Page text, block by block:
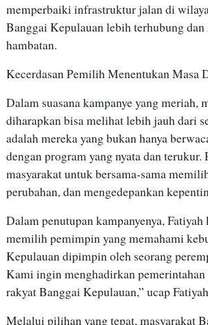
memperbaiki infrastruktur jalan di
Banggai Kepulauan lebih terhubung
hambatan.
Kecerdasan Pemilih Menentukan Masa
Dalam suasana kampanye yang meriah,
diharapkan bisa melihat lebih jauh dari
adalah mereka yang bukan hanya
dengan program yang nyata dan
masyarakat untuk bersama-sama
perubahan, dan mengedepankan
Dalam penutupan kampanyenya,
memilih pemimpin yang memahami
Kepulauan dipimpin oleh seorang
Kami ingin menghadirkan
rakyat Banggai Kepulauan,” ucap
Melalui pilihan yang tepat, masyarakat